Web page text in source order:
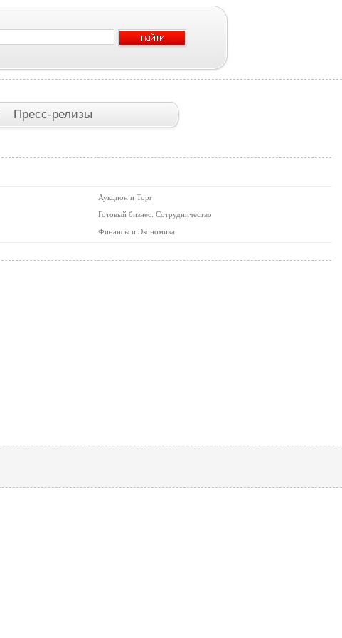
Пресс-релизы
Аукцион и Торг
Готовый бизнес. Сотрудничество
Финансы и Экономика